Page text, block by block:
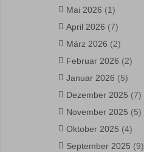
Mai 2026 (1)
April 2026 (7)
März 2026 (2)
Februar 2026 (2)
Januar 2026 (5)
Dezember 2025 (7)
November 2025 (5)
Oktober 2025 (4)
September 2025 (9)